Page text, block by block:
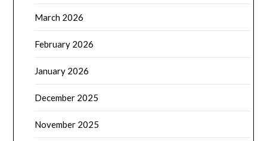
March 2026
February 2026
January 2026
December 2025
November 2025